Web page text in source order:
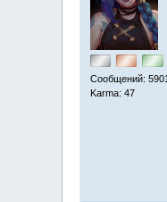
Сообщений: 5901
Karma: 47